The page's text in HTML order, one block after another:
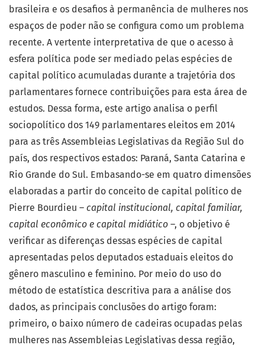
brasileira e os desafios à permanência de mulheres nos
espaços de poder não se configura como um problema
recente. A vertente interpretativa de que o acesso à
esfera política pode ser mediado pelas espécies de
capital político acumuladas durante a trajetória dos
parlamentares fornece contribuições para esta área de
estudos. Dessa forma, este artigo analisa o perfil
sociopolítico dos 149 parlamentares eleitos em 2014
para as três Assembleias Legislativas da Região Sul do
país, dos respectivos estados: Paraná, Santa Catarina e
Rio Grande do Sul. Embasando-se em quatro dimensões
elaboradas a partir do conceito de capital político de
Pierre Bourdieu – capital institucional, capital familiar,
capital econômico e capital midiático –, o objetivo é
verificar as diferenças dessas espécies de capital
apresentadas pelos deputados estaduais eleitos do
gênero masculino e feminino. Por meio do uso do
método de estatística descritiva para a análise dos
dados, as principais conclusões do artigo foram:
primeiro, o baixo número de cadeiras ocupadas pelas
mulheres nas Assembleias Legislativas dessa região,